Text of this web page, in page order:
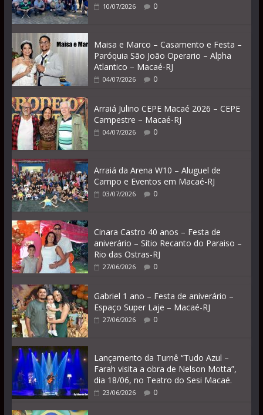
10/07/2026 0
Maisa e Marco – Casamento e Festa –
Paróquia São João Operario – Alpha
Atlantico – Macaé-RJ
04/07/2026 0
Arraiá Julino CEPE Macaé 2026 – CEPE
Campestre – Macaé-RJ
04/07/2026 0
Arraiá da Arena W10 – Aluguel de
Campo e Eventos em Macaé-RJ
03/07/2026 0
Cinara Castro 40 anos – Festa de
aniverário – Sítio Recanto do Paraiso –
Rio das Ostras-RJ
27/06/2026 0
Gabriel 1 ano – Festa de aniverário –
Espaço Super Laje – Macaé-RJ
27/06/2026 0
Lançamento da Turnê “Tudo Azul –
Farah visita a obra de Nelson Motta”,
dia 18/06, no Teatro do Sesi Macaé.
23/06/2026 0